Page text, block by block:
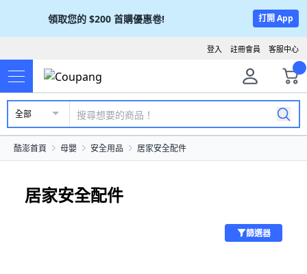
領取您的 $200 首購優惠卷! 打開 App
客服中心
註冊會員
登入
全部
酷澎首頁 母嬰 安全用品 居家安全配件
居家安全配件
篩選器